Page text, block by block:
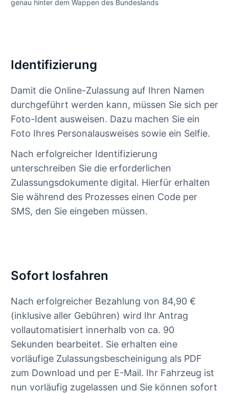
genau hinter dem Wappen des Bundeslands
Identifizierung
Damit die Online-Zulassung auf Ihren Namen
durchgeführt werden kann, müssen Sie sich per
Foto-Ident ausweisen. Dazu machen Sie ein
Foto Ihres Personalausweises sowie ein Selfie.
Nach erfolgreicher Identifizierung
unterschreiben Sie die erforderlichen
Zulassungsdokumente digital. Hierfür erhalten
Sie während des Prozesses einen Code per
SMS, den Sie eingeben müssen.
Sofort losfahren
Nach erfolgreicher Bezahlung von 84,90 €
(inklusive aller Gebühren) wird Ihr Antrag
vollautomatisiert innerhalb von ca. 90
Sekunden bearbeitet. Sie erhalten eine
vorläufige Zulassungsbescheinigung als PDF
zum Download und per E-Mail. Ihr Fahrzeug ist
nun vorläufig zugelassen und Sie können sofort